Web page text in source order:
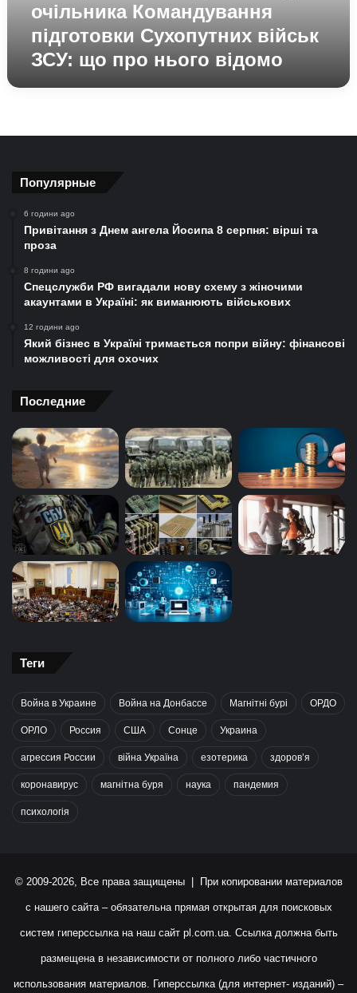
військ
відомо
очільника Командування
підготовки Сухопутних військ
ЗСУ: що про нього відомо
Популярные
6 години ago
Привітання з Днем ангела Йосипа 8 серпня: вірші та
проза
8 години ago
Спецслужби РФ вигадали нову схему з жіночими
акаунтами в Україні: як виманюють військових
12 години ago
Який бізнес в Україні тримається попри війну: фінансові
можливості для охочих
Последние
Теги
Война в Украине Война на Донбассе Магнітні бурі ОРДО
ОРЛО Россия США Сонце Украина
агрессия России війна Україна езотерика здоров’я
коронавирус магнітна буря наука пандемия
психологія
© 2009-2026, Все права защищены | При копировании материалов
с нашего сайта – обязательна прямая открытая для поисковых
систем гиперссылка на наш сайт pl.com.ua. Ссылка должна быть
размещена в независимости от полного либо частичного
использования материалов. Гиперссылка (для интернет- изданий) –